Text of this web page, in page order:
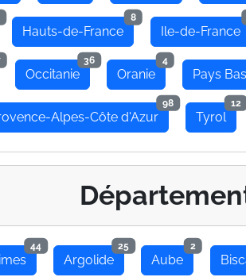
Hauts-de-France
8
Ile-de-France
Occitanie
36
Oranie
4
Pays
Alpes-Côte d'Azur
98
Tyrol
12
44
Argolide
25
Aube
2